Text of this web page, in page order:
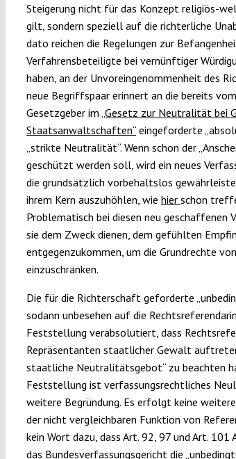
Steigerung nicht für das Konzept religiös-
gilt, sondern speziell auf die richterliche
dato reichen die Regelungen zur
Verfahrensbeteiligte bei vernünftiger
haben, an der Unvoreingenommenheit des
neue Begriffspaar erinnert an die bereits
Gesetzgeber im „Gesetz zur Neutralität bei
Staatsanwaltschaften“eingeforderte
„strikte Neutralität“. Wenn schon der
geschützt werden soll, wird ein neues
die grundsätzlich vorbehaltslos
ihrem Kern auszuhöhlen, wie hier schon
Problematisch bei diesen neu geschaffenen
sie dem Zweck dienen, dem gefühlten
entgegenzukommen, um die Grundrechte
einzuschränken.
Die für die Richterschaft geforderte
sodann unbesehen auf die
Feststellung verabsolutiert, dass
Repräsentanten staatlicher Gewalt
staatliche Neutralitätsgebot“ zu beachten
Feststellung ist verfassungsrechtliches
weitere Begründung. Es erfolgt keine
der nicht vergleichbaren Funktion von
kein Wort dazu, dass Art. 92, 97 und Art. 101
das Bundesverfassungsgericht die